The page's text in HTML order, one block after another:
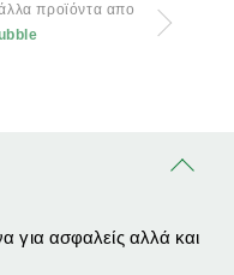
άλλα προϊόντα απο
για ασφαλείς αλλά και